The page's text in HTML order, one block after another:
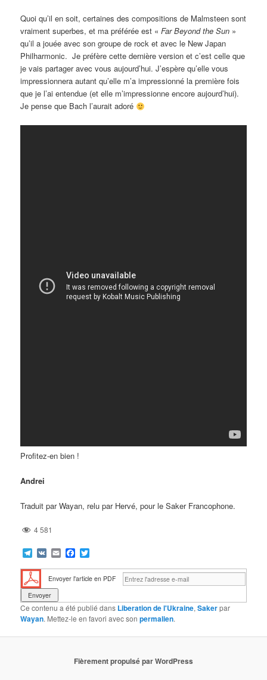
Quoi qu’il en soit, certaines des compositions de Malmsteen sont
vraiment superbes, et ma préférée est «Far Beyond the Sun »
qu’il a jouée avec son groupe de rock et avec le New Japan
Philharmonic. Je préfère cette dernière version et c’est celle que
je vais partager avec vous aujourd’hui. J’espère qu’elle vous
impressionnera autant qu’elle m’a impressionné la première fois
que je l’ai entendue (et elle m’impressionne encore aujourd’hui).
Je pense que Bach l’aurait adoré
Profitez-en bien !
Andrei
Traduit par Wayan, relu par Hervé, pour le Saker Francophone.
4 581
Telegram
VK EmailFacebook
Envoyer l'article en PDF
Ce contenu a été publié dans Liberation de l'Ukraine,Sakerpar
Wayan. Mettez-le en favori avec sonpermalien.
Fièrement propulsé par WordPress